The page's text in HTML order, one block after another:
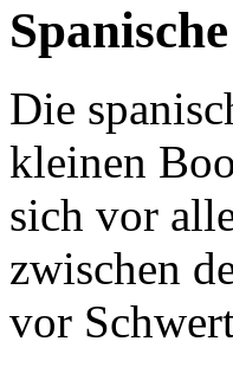
Die
kleinen
sich vor
zwischen
vor